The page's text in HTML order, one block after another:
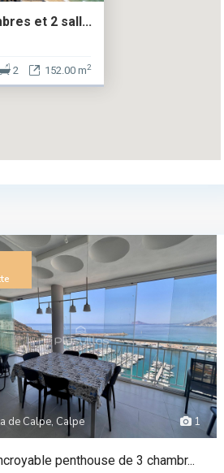
et 2 sall...
152.00 m2
2
1
de Calpe, Calpe
penthouse de 3 chambr...